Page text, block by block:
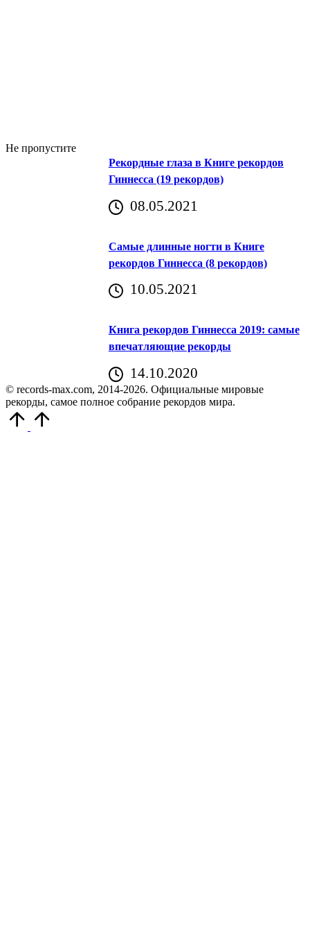
Не пропустите
Рекордные глаза в Книге рекордов
Гиннесса (19 рекордов)
08.05.2021
Самые длинные ногти в Книге
рекордов Гиннесса (8 рекордов)
10.05.2021
Книга рекордов Гиннесса 2019: самые
впечатляющие рекорды
14.10.2020
© records-max.com, 2014-2026. Официальные мировые
рекорды, самое полное собрание рекордов мира.